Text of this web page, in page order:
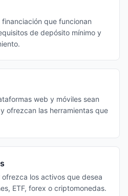
que funcionan
de depósito mínimo y
web y móviles sean
ofrezcan las herramientas que
los activos que desea
ETF, forex o criptomonedas.